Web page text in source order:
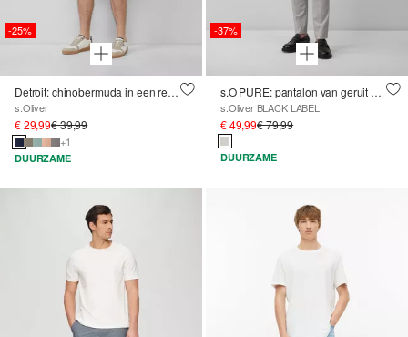
-25%
Detroit: chinobermuda in een relaxed fit met elastische band
s.Oliver
€ 29,99€ 39,99
+1
DUURZAME
-37%
s.O PURE: pantalon van geruit elastisch weefsel
s.Oliver BLACK LABEL
€ 49,99€ 79,99
DUURZAME